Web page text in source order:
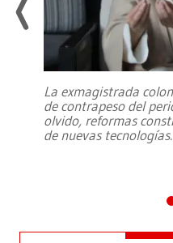
La exmagistrada
de contrapeso del
olvido, reformas
de nuevas tecnologías